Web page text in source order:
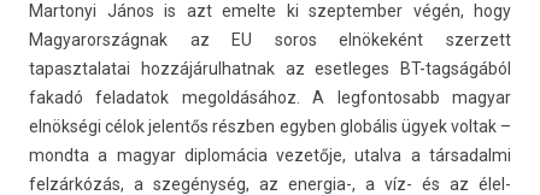
Mar­tonyi János is azt em­el­te ki szep­temb­er végén, hogy
Magyarország­nak az EU soros elnökeként szer­zett
tapasztalatai hoz­zájárul­hatnak az eset­leges BT-tagságából
fakadó feladatok megol­dásához. A leg­fontosabb magyar
elnökségi célok jelen­tős részben egyb­en globális ügyek vol­tak –
mondta a magyar di­plomácia vezetője, utal­va a tár­sadal­mi
felzárkózás, a szegénység, az energia-, a víz- és az élel­